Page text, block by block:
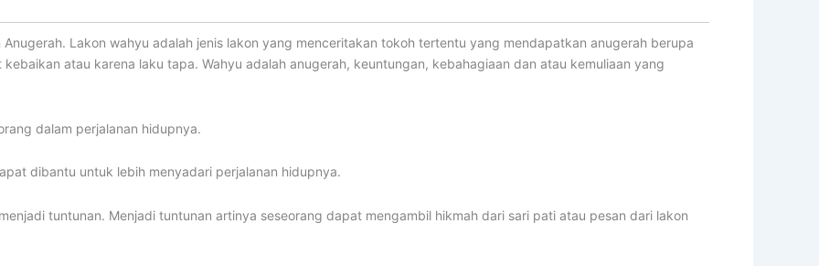
Lakon wahyu adalah jenis lakon yang menceritakan tokoh tertentu yang mendapatkan anugerah berupa
atau karena laku tapa. Wahyu adalah anugerah, keuntungan, kebahagiaan dan atau kemuliaan yang
dalam perjalanan hidupnya.
dibantu untuk lebih menyadari perjalanan hidupnya.
tuntunan. Menjadi tuntunan artinya seseorang dapat mengambil hikmah dari sari pati atau pesan dari lakon